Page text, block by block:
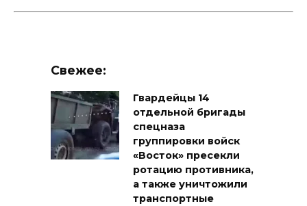
Свежее:
Гвардейцы 14
отдельной бригады
спецназа
группировки войск
«Восток» пресекли
ротацию противника,
а также уничтожили
транспортные